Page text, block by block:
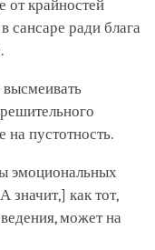
от крайностей
сансаре ради блага
высмеивать
на пустотность.
эмоциональных
значит,] как тот,
может на